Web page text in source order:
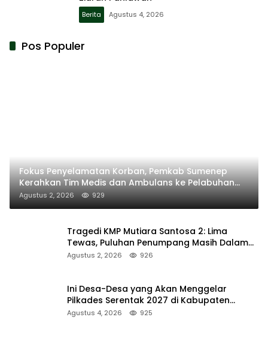
Berita Agustus 4, 2026
Pos Populer
Fokus Penyelamatan Korban, Pemkab Sumenep
Kerahkan Tim Medis dan Ambulans ke Pelabuhan
Kalianget
Agustus 2, 2026 929
Tragedi KMP Mutiara Santosa 2: Lima
Tewas, Puluhan Penumpang Masih Dalam
Pencarian
Agustus 2, 2026 926
Ini Desa-Desa yang Akan Menggelar
Pilkades Serentak 2027 di Kabupaten
Sumenep
Agustus 4, 2026 925